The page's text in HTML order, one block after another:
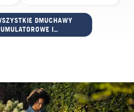
DMUCHAWY
I
ELEKTRYCZNE